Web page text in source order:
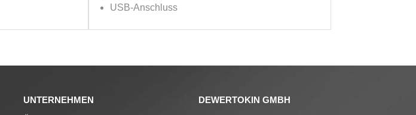
USB-Anschluss
UNTERNEHMEN
DEWERTOKIN GMBH